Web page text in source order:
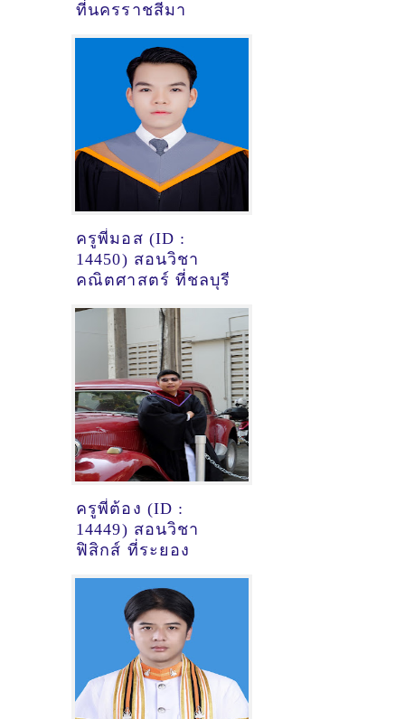
ที่นครราชสีมา
ครูพี่มอส (ID :
14450) สอนวิชา
คณิตศาสตร์ ที่ชลบุรี
ครูพี่ต้อง (ID :
14449) สอนวิชา
ฟิสิกส์ ที่ระยอง